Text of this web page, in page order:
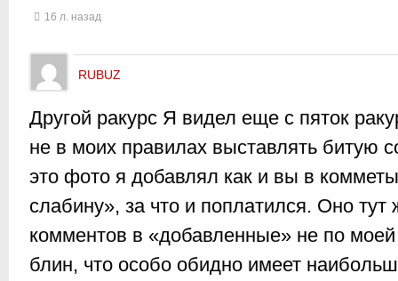
16 л. назад
RUBUZ
Другой ракурс Я видел еще с пяток
не в моих правилах выставлять битую
это фото я добавлял как и вы в
слабину», за что и поплатился. Оно тут
комментов в «добавленные» не по
блин, что особо обидно имеет